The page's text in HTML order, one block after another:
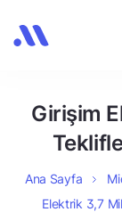
Girişim
Ana Sayfa
Elektrik 3,7